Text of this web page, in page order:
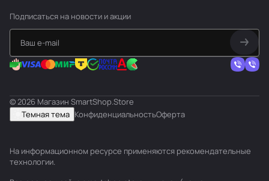
Подписаться на новости и акции
© 2026 Магазин SmartShop.Store
Темная тема КонфиденциальностьОферта
На информационном ресурсе применяются рекомендательные
технологии.